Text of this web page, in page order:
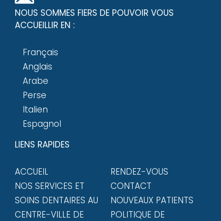
NOUS SOMMES FIERS DE POUVOIR VOUS
ACCUEILLIR EN :
Français
Anglais
Arabe
Perse
Italien
Espagnol
LIENS RAPIDES
ACCUEIL
RENDEZ-VOUS
NOS SERVICES ET
SOINS DENTAIRES AU
CENTRE-VILLE DE
CONTACT
NOUVEAUX PATIENTS
POLITIQUE DE